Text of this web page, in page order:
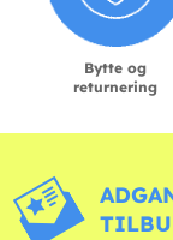
Bytte og
returnering